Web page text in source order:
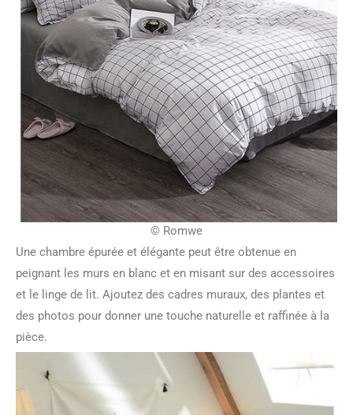
© Romwe
Une chambre épurée et élégante peut être obtenue en
peignant les murs en blanc et en misant sur des accessoires
et le linge de lit. Ajoutez des cadres muraux, des plantes et
des photos pour donner une touche naturelle et raffinée à la
pièce.